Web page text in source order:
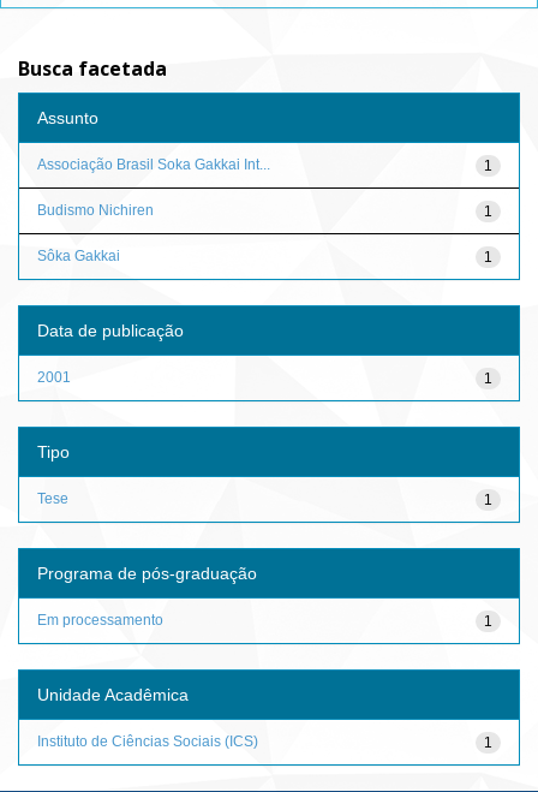
Busca facetada
Assunto
1
Associação Brasil Soka Gakkai Int...
1
Budismo Nichiren
1
Sôka Gakkai
Data de publicação
1
2001
Tipo
1
Tese
Programa de pós-graduação
1
Em processamento
Unidade Acadêmica
1
Instituto de Ciências Sociais (ICS)